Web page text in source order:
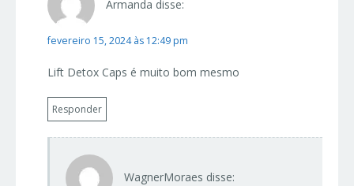
Armanda disse:
fevereiro 15, 2024 às 12:49 pm
Lift Detox Caps é muito bom mesmo
Responder
WagnerMoraes disse: